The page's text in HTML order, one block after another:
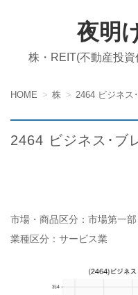
夜明
株・REIT(不動産投
HOME 株 2464 ビジネス
2464 ビジネス･ブ
市場・商品区分：市場第一部
業種区分：サービス業